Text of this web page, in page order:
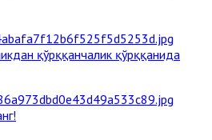
қўрққанчалик қўрққанида